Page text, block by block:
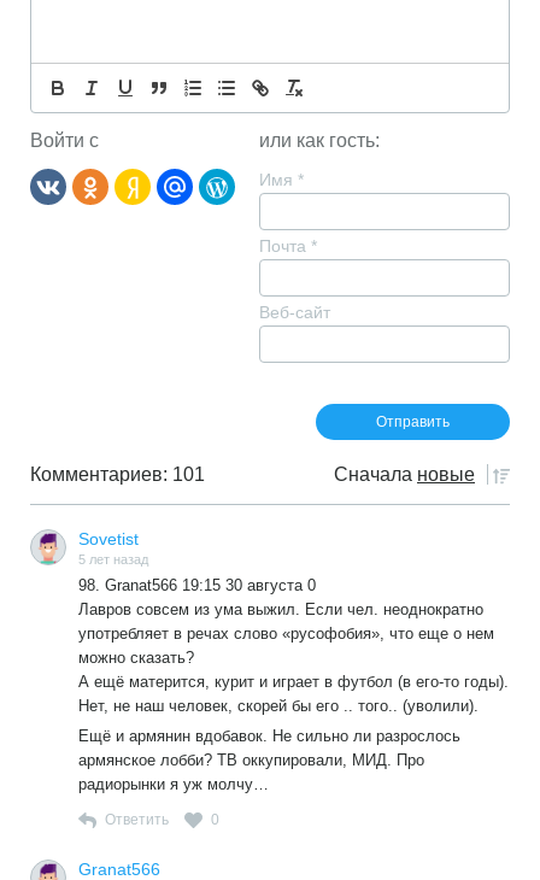
Войти с или как гость:
Имя *
Почта *
Веб-сайт
Комментариев: 101 Сначала новые
Sovetist
5 лет назад
98. Granat566 19:15 30 августа 0
Лавров совсем из ума выжил. Если чел. неоднократно
употребляет в речах слово «русофобия», что еще о нем
можно сказать?
А ещё матерится, курит и играет в футбол (в его-то годы).
Нет, не наш человек, скорей бы его .. того.. (уволили).
Ещё и армянин вдобавок. Не сильно ли разрослось
армянское лобби? ТВ оккупировали, МИД. Про
радиорынки я уж молчу…
Ответить 0
Granat566